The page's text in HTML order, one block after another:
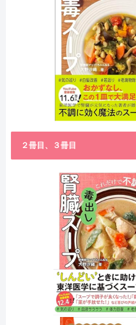
２冊目、３冊目